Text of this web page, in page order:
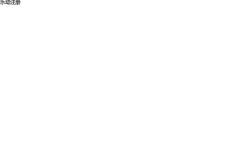
乐动注册